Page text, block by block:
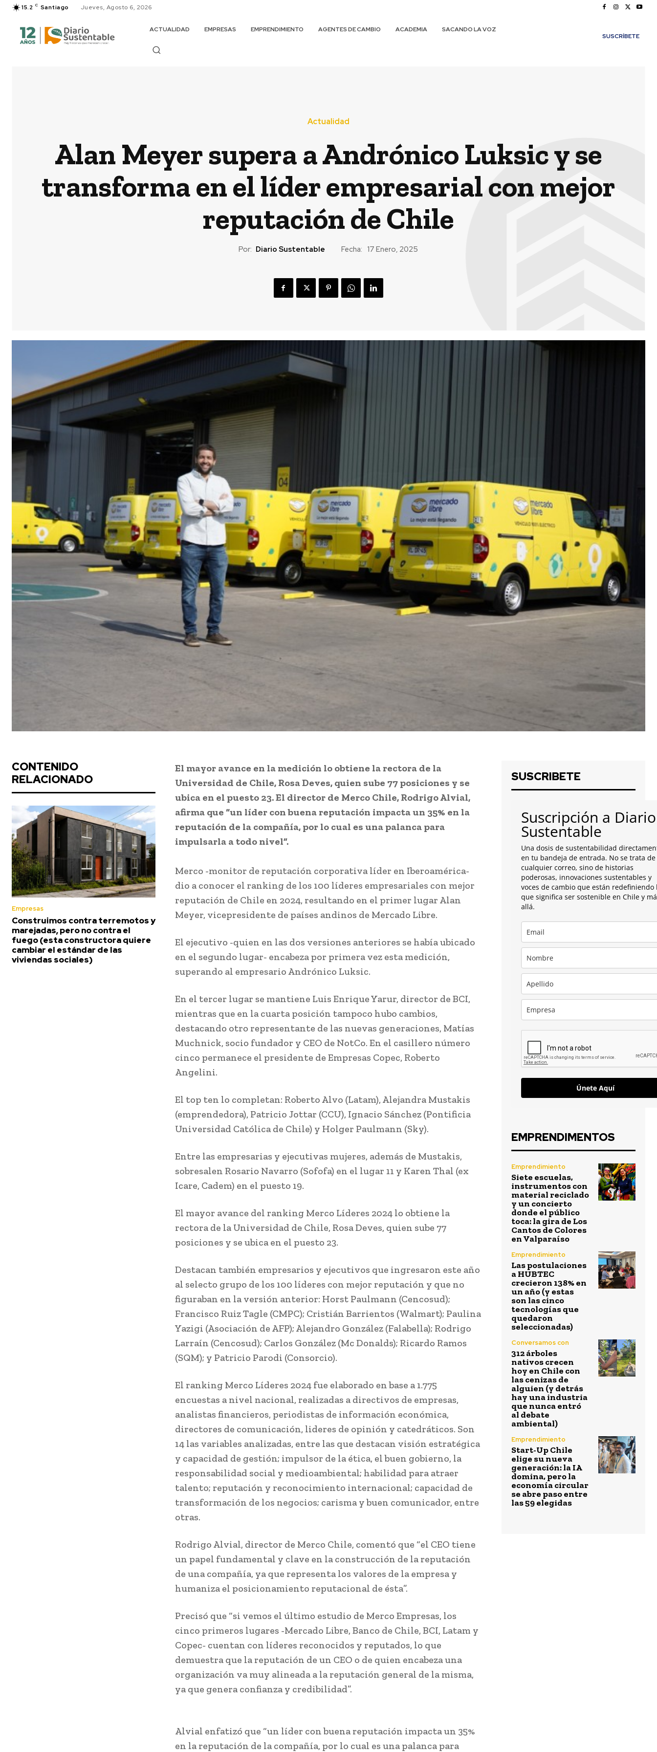
15.2 C Santiago Jueves, Agosto 6, 2026
ACTUALIDAD EMPRESAS EMPRENDIMIENTO AGENTES DE CAMBIO ACADEMIA
SACANDO LA VOZ
SUSCRÍBETE
Actualidad
Alan Meyer supera a Andrónico Luksic y se
transforma en el líder empresarial con mejor
reputación de Chile
Por: Diario Sustentable Fecha: 17 Enero, 2025
CONTENIDO
RELACIONADO
Empresas
Construimos contra terremotos y
marejadas, pero no contra el
fuego (esta constructora quiere
cambiar el estándar de las
viviendas sociales)
El mayor avance en la medición lo obtiene la rectora de la
Universidad de Chile, Rosa Deves, quien sube 77 posiciones y se
ubica en el puesto 23.El director de Merco Chile, Rodrigo Alvial,
afirma que “un líder con buena reputación impacta un 35% en la
reputación de la compañía, por lo cual es una palanca para
impulsarla a todo nivel”.
Merco -monitor de reputación corporativa líder en Iberoamérica-
dio a conocer el ranking de los 100 líderes empresariales con mejor
reputación de Chile en 2024, resultando en el primer lugar Alan
Meyer, vicepresidente de países andinos de Mercado Libre.
El ejecutivo -quien en las dos versiones anteriores se había ubicado
en el segundo lugar- encabeza por primera vez esta medición,
superando al empresario Andrónico Luksic.
En el tercer lugar se mantiene Luis Enrique Yarur, director de BCI,
mientras que en la cuarta posición tampoco hubo cambios,
destacando otro representante de las nuevas generaciones, Matías
Muchnick, socio fundador y CEO de NotCo. En el casillero número
cinco permanece el presidente de Empresas Copec, Roberto
Angelini.
El top ten lo completan: Roberto Alvo (Latam), Alejandra Mustakis
(emprendedora), Patricio Jottar (CCU), Ignacio Sánchez (Pontificia
Universidad Católica de Chile) y Holger Paulmann (Sky).
Entre las empresarias y ejecutivas mujeres, además de Mustakis,
sobresalen Rosario Navarro (Sofofa) en el lugar 11 y Karen Thal (ex
Icare, Cadem) en el puesto 19.
El mayor avance del ranking Merco Líderes 2024 lo obtiene la
rectora de la Universidad de Chile, Rosa Deves, quien sube 77
posiciones y se ubica en el puesto 23.
Destacan también empresarios y ejecutivos que ingresaron este año
al selecto grupo de los 100 líderes con mejor reputación y que no
figuraban en la versión anterior: Horst Paulmann (Cencosud);
Francisco Ruiz Tagle (CMPC); Cristián Barrientos (Walmart); Paulina
Yazigi (Asociación de AFP); Alejandro González (Falabella); Rodrigo
Larraín (Cencosud); Carlos González (Mc Donalds); Ricardo Ramos
(SQM); y Patricio Parodi (Consorcio).
El ranking Merco Líderes 2024 fue elaborado en base a 1.775
encuestas a nivel nacional, realizadas a directivos de empresas,
analistas financieros, periodistas de información económica,
directores de comunicación, lideres de opinión y catedráticos. Son
14 las variables analizadas, entre las que destacan visión estratégica
y capacidad de gestión; impulsor de la ética, el buen gobierno, la
responsabilidad social y medioambiental; habilidad para atraer
talento; reputación y reconocimiento internacional; capacidad de
transformación de los negocios; carisma y buen comunicador, entre
otras.
Rodrigo Alvial, director de Merco Chile, comentó que “el CEO tiene
un papel fundamental y clave en la construcción de la reputación
de una compañía, ya que representa los valores de la empresa y
humaniza el posicionamiento reputacional de ésta”.
Precisó que “si vemos el último estudio de Merco Empresas, los
cinco primeros lugares -Mercado Libre, Banco de Chile, BCI, Latam y
Copec- cuentan con líderes reconocidos y reputados, lo que
demuestra que la reputación de un CEO o de quien encabeza una
organización va muy alineada a la reputación general de la misma,
ya que genera confianza y credibilidad”.
Alvial enfatizó que “un líder con buena reputación impacta un 35%
en la reputación de la compañía, por lo cual es una palanca para
SUSCRIBETE
Suscripción a Diario
Sustentable
Una dosis de sustentabilidad
en tu bandeja de entrada. No se trata de
cualquier correo, sino de historias
poderosas, innovaciones sustentables y
voces de cambio que están redefiniendo
que significa ser sostenible en Chile y
allá.
Únete Aquí
EMPRENDIMENTOS
Emprendimiento
Siete escuelas,
instrumentos con
material reciclado
y un concierto
donde el público
toca: la gira de Los
Cantos de Colores
en Valparaíso
Emprendimiento
Las postulaciones
a HUBTEC
crecieron 138% en
un año (y estas
son las cinco
tecnologías que
quedaron
seleccionadas)
Conversamos con
312 árboles
nativos crecen
hoy en Chile con
las cenizas de
alguien (y detrás
hay una industria
que nunca entró
al debate
ambiental)
Emprendimiento
Start-Up Chile
elige su nueva
generación: la IA
domina, pero la
economía circular
se abre paso entre
las 59 elegidas